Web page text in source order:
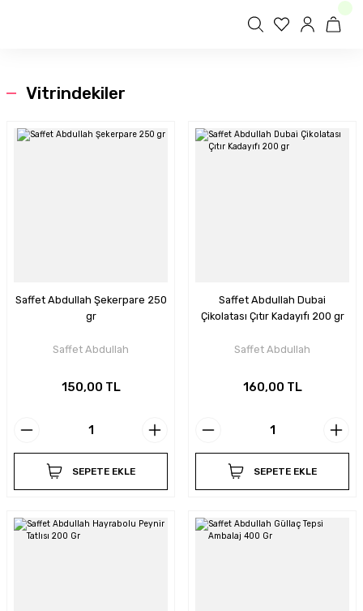
Vitrindekiler
Saffet Abdullah Şekerpare 250
gr
Saffet Abdullah
150,00 TL
SEPETE EKLE
Saffet Abdullah Dubai
Çikolatası Çıtır Kadayıfı 200 gr
Saffet Abdullah
160,00 TL
SEPETE EKLE